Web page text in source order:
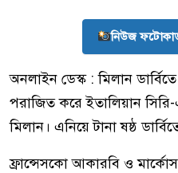
নিউজ
অনলাইন ডেস্ক : মিলান
পরাজিত করে ইতালিয়ান
মিলান। এনিয়ে টানা ষষ্ঠ
ফ্রান্সেসকো আকারবি ও